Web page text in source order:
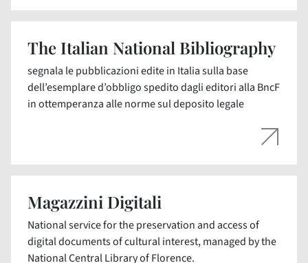
The Italian National Bibliography
segnala le pubblicazioni edite in Italia sulla base
dell’esemplare d’obbligo spedito dagli editori alla BncF
in ottemperanza alle norme sul deposito legale
Magazzini Digitali
National service for the preservation and access of
digital documents of cultural interest, managed by the
National Central Library of Florence.